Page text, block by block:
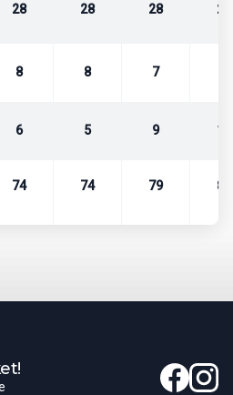
rendelkeznek gyermekek
valamint elektromos vízforralóval,
pezsgőfürdővel.
épületekben találhatóak a két
különálló szoba, előszoba és
28 28 28 28
8 8 7
6 5 9 16
74 74 79 84